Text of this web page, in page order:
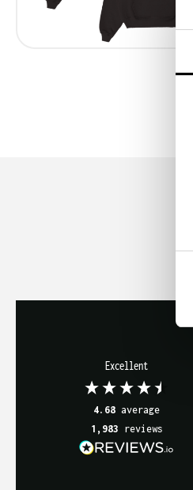
Excellent
4.68 average
1,983 reviews